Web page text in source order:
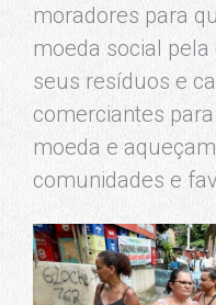
moradores para
moeda social
seus resíduos e
comerciantes
moeda e
comunidades e